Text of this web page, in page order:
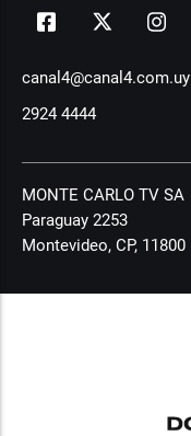
canal4@canal4.com.uy
2924 4444
MONTE CARLO TV SA
Paraguay 2253
Montevideo, CP, 11800